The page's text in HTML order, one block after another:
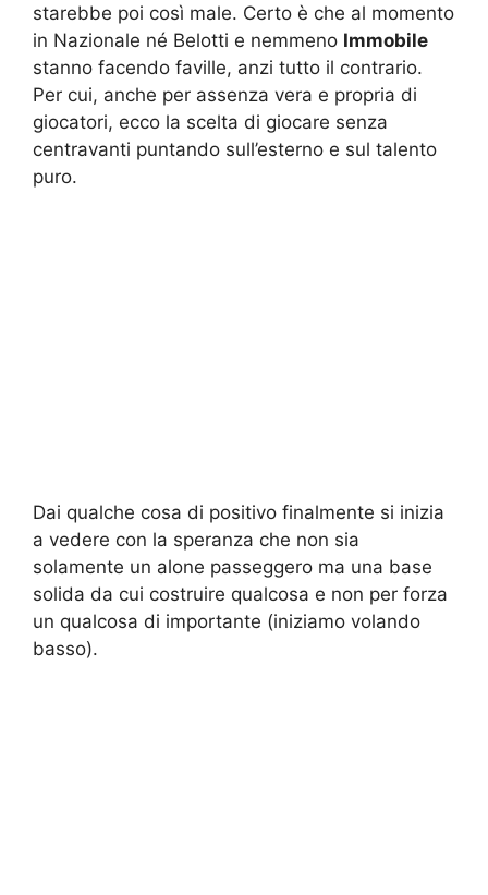
starebbe poi così male. Certo è che al momento
in Nazionale né Belotti e nemmeno Immobile
stanno facendo faville, anzi tutto il contrario.
Per cui, anche per assenza vera e propria di
giocatori, ecco la scelta di giocare senza
centravanti puntando sull’esterno e sul talento
puro.
Dai qualche cosa di positivo finalmente si inizia
a vedere con la speranza che non sia
solamente un alone passeggero ma una base
solida da cui costruire qualcosa e non per forza
un qualcosa di importante (iniziamo volando
basso).